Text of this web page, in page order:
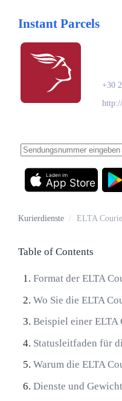
Instant Parcels
+30
App Store
Laden im
Kurierdienste / ELTA
Table of Contents
Format der ELTA
Wo Sie die ELTA
Beispiel einer ELTA
Statusleitfaden für
Warum die ELTA
Dienste und